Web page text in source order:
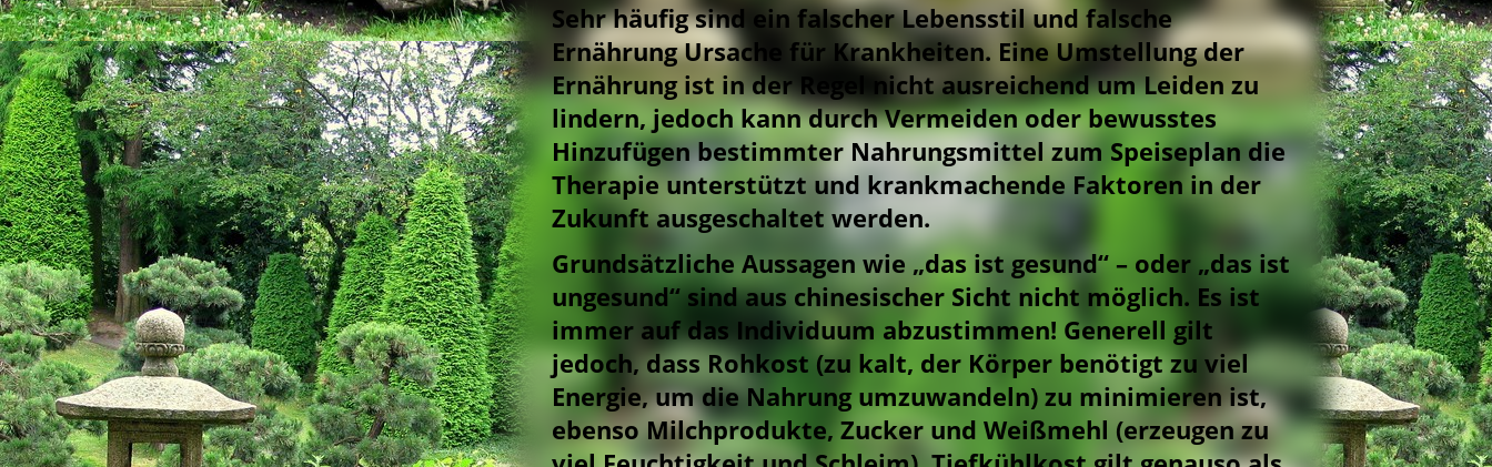
Sehr häufig sind ein falscher Lebensstil und falsche
Ernährung Ursache für Krankheiten. Eine Umstellung der
Ernährung ist in der Regel nicht ausreichend um Leiden zu
lindern, jedoch kann durch Vermeiden oder bewusstes
Hinzufügen bestimmter Nahrungsmittel zum Speiseplan die
Therapie unterstützt und krankmachende Faktoren in der
Zukunft ausgeschaltet werden.
Grundsätzliche Aussagen wie „das ist gesund“ – oder „das ist
ungesund“ sind aus chinesischer Sicht nicht möglich. Es ist
immer auf das Individuum abzustimmen! Generell gilt
jedoch, dass Rohkost (zu kalt, der Körper benötigt zu viel
Energie, um die Nahrung umzuwandeln) zu minimieren ist,
ebenso Milchprodukte, Zucker und Weißmehl (erzeugen zu